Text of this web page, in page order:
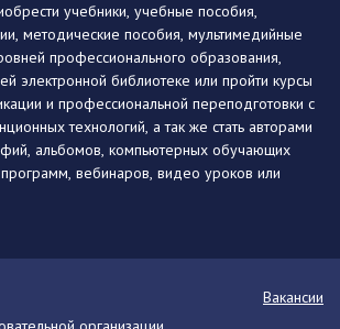
учебники, учебные пособия,
методические пособия, мультимедийные
профессионального образования,
электронной библиотеке или пройти курсы
и профессиональной переподготовки с
технологий, а так же стать авторами
альбомов, компьютерных обучающих
вебинаров, видео уроков или
Вакансии